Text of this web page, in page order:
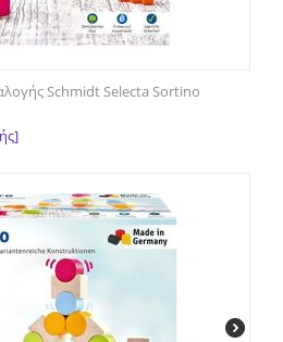
Schmidt Selecta Sortino